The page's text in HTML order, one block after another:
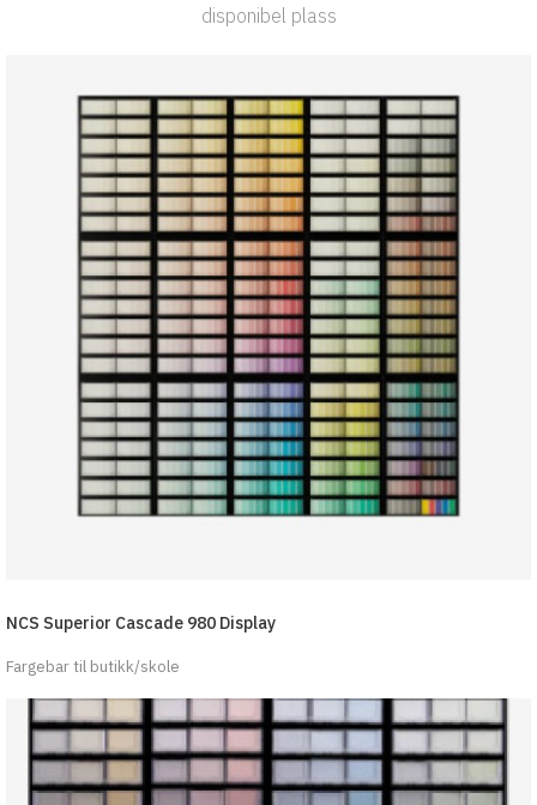
disponibel plass
NCS Superior Cascade 980 Display
Fargebar til butikk/skole